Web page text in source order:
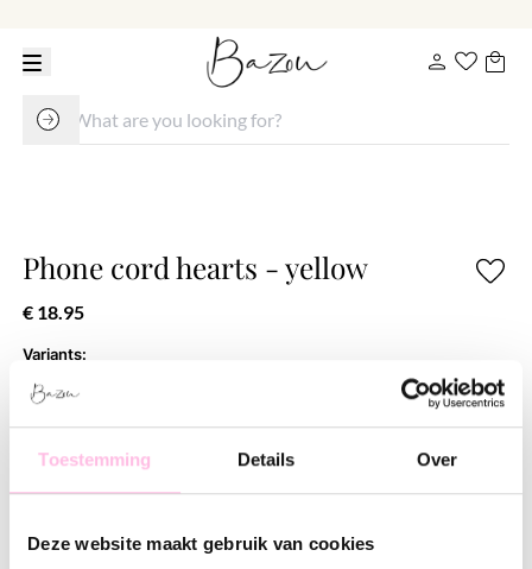
Toestemming Details Over
Deze website maakt gebruik van cookies
Phone cord hearts - yellow
€ 18.95
Variants:
Yellow
Shipping from €1.95
Premium stainless steel
Description Feature